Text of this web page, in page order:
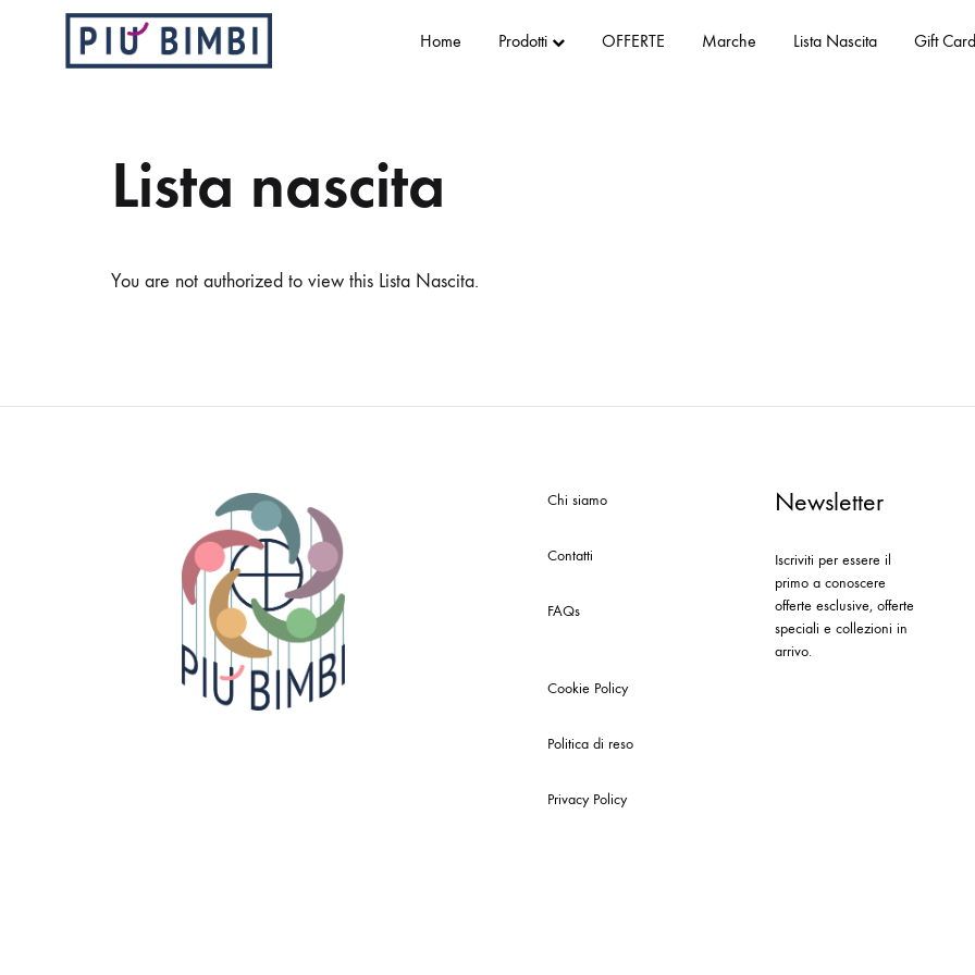
bambini
Home Prodotti OFFERTE Marche Lista Nascita Gift Card
Lista nascita
You are not authorized to view this Lista Nascita.
Chi siamo
Contatti
FAQs
Cookie Policy
Politica di reso
Privacy Policy
Newsletter
Iscriviti per essere il
primo a conoscere
offerte esclusive, offerte
speciali e collezioni in
arrivo.